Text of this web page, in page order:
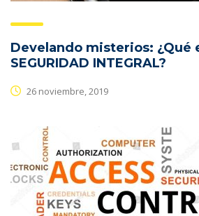
Develando misterios: ¿Qué
SEGURIDAD INTEGRAL?
26 noviembre, 2019